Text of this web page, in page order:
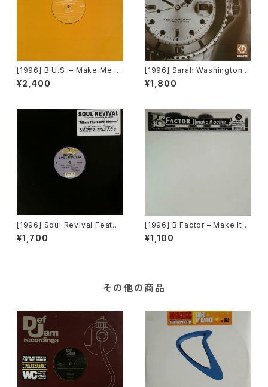
[1996] B.U.S. – Make Me H
appy [Paratone][在庫B]
¥2,400
[1996] Sarah Washington –
Everything (Mood II Swing
/ Torrales & Mendoza (Me
¥1,800
[1996] Soul Revival Featuri
ng Capathia Jenkins – Whe
n The Spirit Moves [Sub-U
¥1,700
[1996] B Factor – Make It B
etter [Eightball Records]
¥1,100
その他の商品